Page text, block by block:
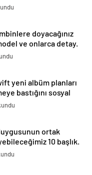
doyacağınız
ve onlarca detay.
yeni albüm planları
bastığını sosyal
duyurdu!
ortak
10 başlık.